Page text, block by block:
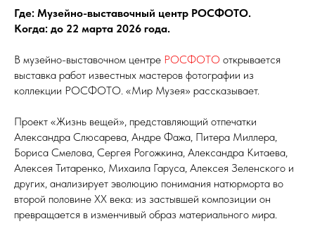
Где: Музейно-выставочный центр РОСФОТО.
Когда: до 22 марта 2026 года.
В музейно-выставочном центре РОСФОТО открывается
выставка работ известных мастеров фотографии из
коллекции РОСФОТО. «Мир Музея» рассказывает.
Проект «Жизнь вещей», представляющий отпечатки
Александра Слюсарева, Андре Фажа, Питера Миллера,
Бориса Смелова, Сергея Рогожкина, Александра Китаева,
Алексея Титаренко, Михаила Гаруса, Алексея Зеленского и
других, анализирует эволюцию понимания натюрморта во
второй половине XX века: из застывшей композиции он
превращается в изменчивый образ материального мира.